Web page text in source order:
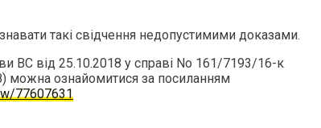
такі свідчення недопустимими доказами.
ВС від 25.10.2018 у справі No 161/7193/16-к
можна ознайомитися за посиланням
77607631